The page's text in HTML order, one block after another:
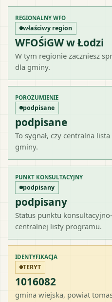
REGIONALNY WFO
właściwy region
WFOŚiGW w Łodzi
W tym regionie zaczniesz
dla gminy.
POROZUMIENIE
podpisane
podpisane
To sygnał, czy centralna
gminy.
PUNKT KONSULTACYJNY
podpisany
podpisany
Status punktu
centralnej listy programu.
IDENTYFIKACJA
TERYT
1016082
gmina wiejska, powiat